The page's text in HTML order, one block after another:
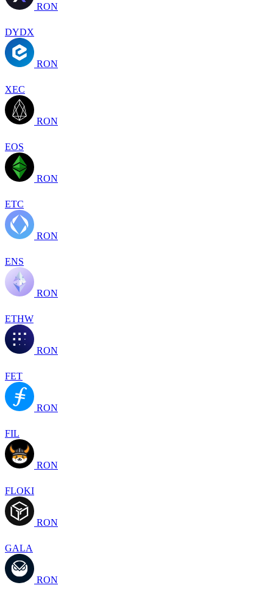
RON
DYDX
RON
XEC
RON
EOS
RON
ETC
RON
ENS
RON
ETHW
RON
FET
RON
FIL
RON
FLOKI
RON
GALA
RON